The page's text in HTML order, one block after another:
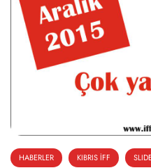
HABERLER KIBRIS İFF